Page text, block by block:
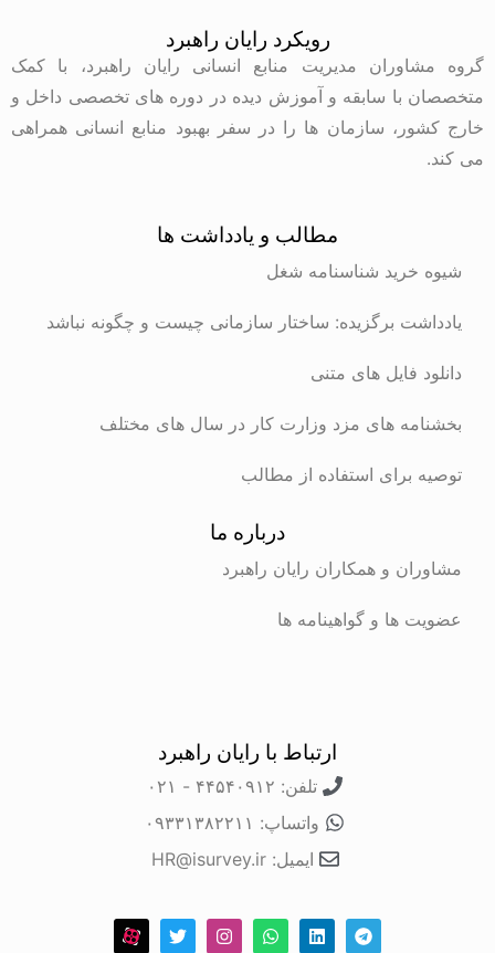
رویکرد رایان راهبرد
گروه مشاوران مدیریت منابع انسانی رایان راهبرد، با کمک
متخصصان با سابقه و آموزش دیده در دوره های تخصصی داخل و
خارج کشور، سازمان ها را در سفر بهبود منابع انسانی همراهی
می کند.
مطالب و یادداشت ها
شیوه خرید شناسنامه شغل
یادداشت برگزیده: ساختار سازمانی چیست و چگونه نباشد
دانلود فایل های متنی
بخشنامه های مزد وزارت کار در سال های مختلف
توصیه برای استفاده از مطالب
درباره ما
مشاوران و همکاران رایان راهبرد
عضویت ها و گواهینامه ها
ارتباط با رایان راهبرد
تلفن: ۴۴۵۴۰۹۱۲ - ۰۲۱
واتساپ: ۰۹۳۳۱۳۸۲۲۱۱
ایمیل: HR@isurvey.ir